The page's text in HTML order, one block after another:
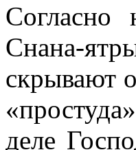
Согласно
Снана-
скрывают
деле